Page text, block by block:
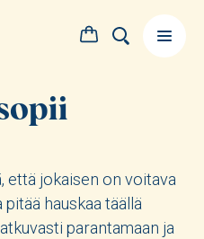
että jokaisen on voitava
hauskaa täällä
parantamaan ja